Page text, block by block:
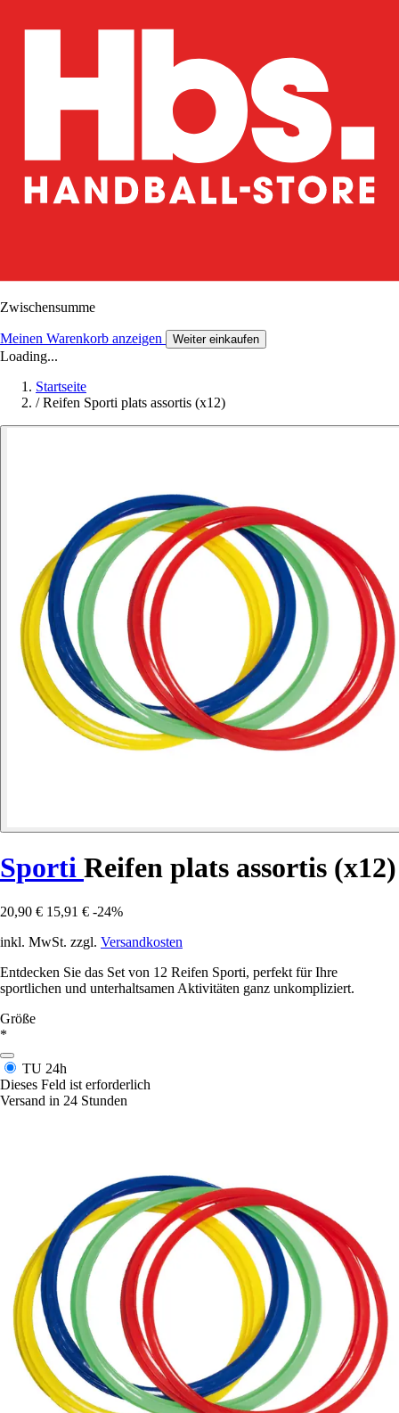
Zwischensumme
Meinen Warenkorb anzeigen Weiter einkaufen
Loading...
Startseite
/ Reifen Sporti plats assortis (x12)
Sporti Reifen plats assortis (x12)
20,90 € 15,91 € -24%
inkl. MwSt. zzgl. Versandkosten
Entdecken Sie das Set von 12 Reifen Sporti, perfekt für Ihre
sportlichen und unterhaltsamen Aktivitäten ganz unkompliziert.
Größe
*
TU 24h
Dieses Feld ist erforderlich
Versand in 24 Stunden